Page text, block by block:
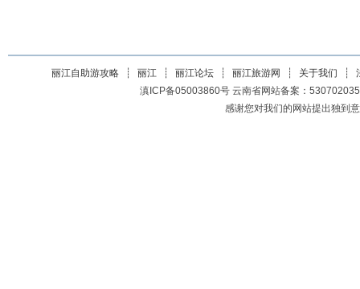
丽江自助游攻略 ┊ 丽江 ┊ 丽江论坛 ┊ 丽江旅游网 ┊ 关于我们 ┊
滇ICP备05003860号 云南省网站备案：
感谢您对我们的网站提出独到